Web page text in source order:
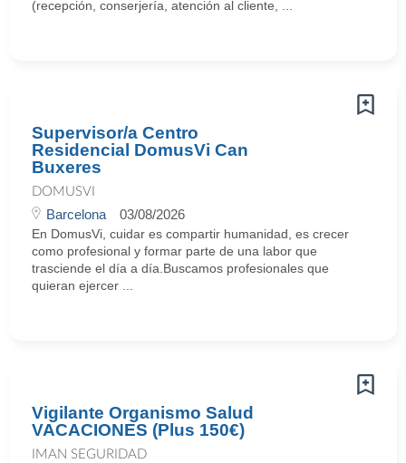
(recepción, conserjería, atención al cliente, ...
Supervisor/a Centro
Residencial DomusVi Can
Buxeres
DOMUSVI
Barcelona 03/08/2026
En DomusVi, cuidar es compartir humanidad, es crecer
como profesional y formar parte de una labor que
trasciende el día a día.Buscamos profesionales que
quieran ejercer ...
Vigilante Organismo Salud
VACACIONES (Plus 150€)
IMAN SEGURIDAD